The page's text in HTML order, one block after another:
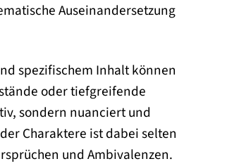
Auseinandersetzung
spezifischem Inhalt können
oder tiefgreifende
sondern nuanciert und
Charaktere ist dabei selten
und Ambivalenzen.